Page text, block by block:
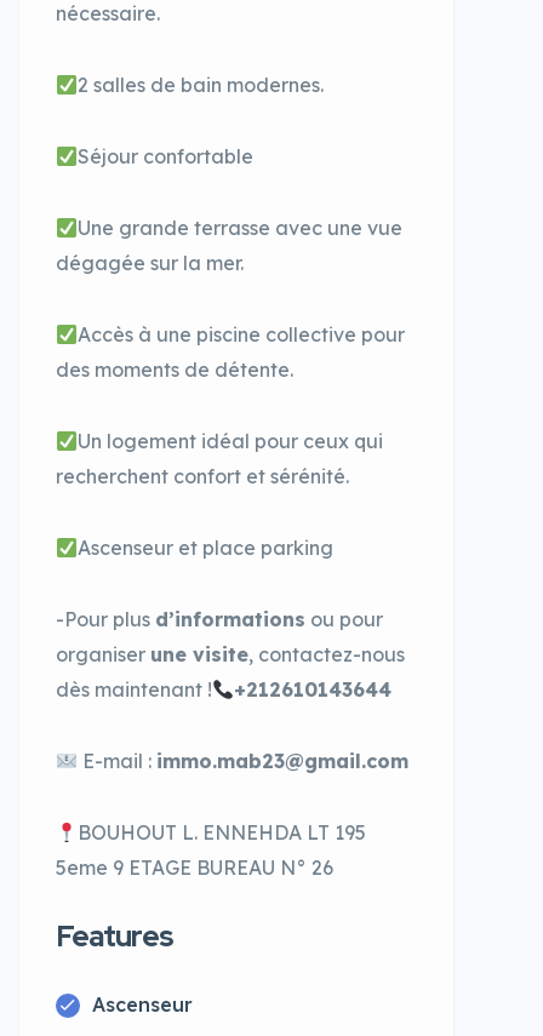
nécessaire.
2 salles de bain modernes.
Séjour confortable
Une grande terrasse avec une vue
dégagée sur la mer.
Accès à une piscine collective pour
des moments de détente.
Un logement idéal pour ceux qui
recherchent confort et sérénité.
Ascenseur et place parking
-Pour plus d’informations ou pour
organiser une visite, contactez-nous
dès maintenant !
+212610143644
E-mail : immo.mab23@gmail.com
BOUHOUT L. ENNEHDA LT 195
5eme 9 ETAGE BUREAU N° 26
Features
Ascenseur